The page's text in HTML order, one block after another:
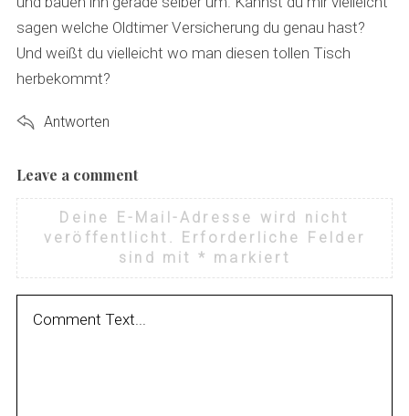
sagen welche Oldtimer Versicherung du genau hast?
Und weißt du vielleicht wo man diesen tollen Tisch
herbekommt?
Antworten
L
e
a
v
e
Leave a comment
Deine E-Mail-Adresse wird nicht
veröffentlicht.
Erforderliche Felder
sind mit * markiert